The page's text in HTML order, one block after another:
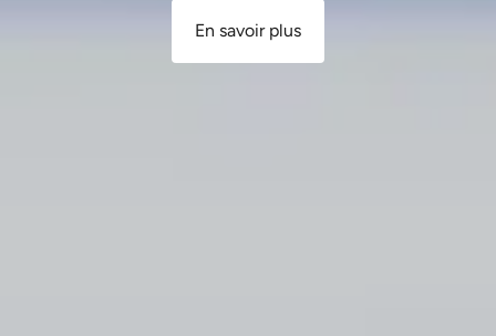
En savoir plus